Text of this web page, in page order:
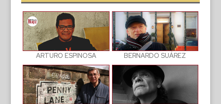
ARTURO ESPINOSA BERNARDO SUÁREZ